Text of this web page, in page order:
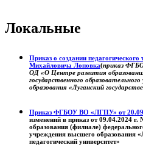
Локальные
Приказ о создании
Михайловича Лоповка(приказ
ОД «О Центре развития
государственного
образования «Луганский
Приказ ФГБОУ ВО «ЛГПУ» от
изменений в приказ от 09.04.2024
образования (филиале)
учреждения высшего образования
педагогический университет»